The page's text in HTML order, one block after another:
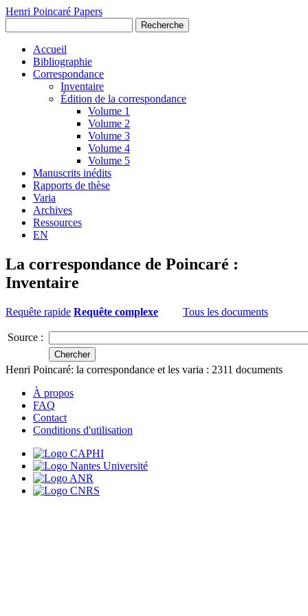
Henri Poincaré Papers
Recherche
Accueil
Bibliographie
Correspondance
Inventaire
Édition de la correspondance
Volume 1
Volume 2
Volume 3
Volume 4
Volume 5
Manuscrits inédits
Rapports de thèse
Varia
Archives
Ressources
EN
La correspondance de Poincaré :
Inventaire
Requête rapide Requête complexe Tous les documents
Source :
Henri Poincaré: la correspondance et les varia : 2311 documents
À propos
FAQ
Contact
Conditions d'utilisation